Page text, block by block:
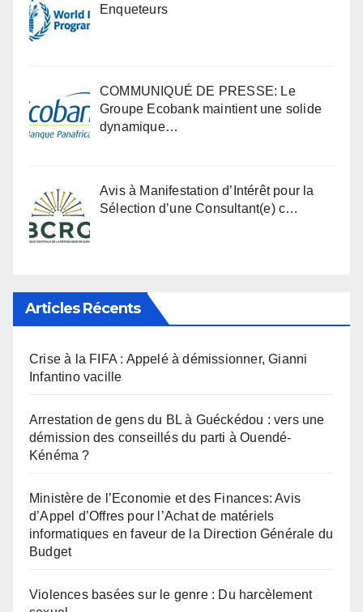
Enqueteurs
COMMUNIQUÉ DE PRESSE: Le
Groupe Ecobank maintient une solide
dynamique…
Avis à Manifestation d’Intérêt pour la
Sélection d’une Consultant(e) c…
Articles Récents
Crise à la FIFA : Appelé à démissionner, Gianni
Infantino vacille
Arrestation de gens du BL à Guéckédou : vers une
démission des conseillés du parti à Ouendé-
Kénéma ?
Ministère de l’Economie et des Finances: Avis
d’Appel d’Offres pour l’Achat de matériels
informatiques en faveur de la Direction Générale du
Budget
Violences basées sur le genre : Du harcèlement